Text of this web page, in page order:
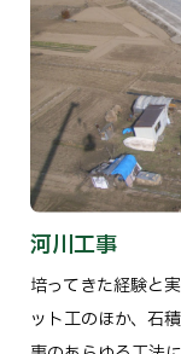
河川工事
培ってきた経験と
ット工のほか、石